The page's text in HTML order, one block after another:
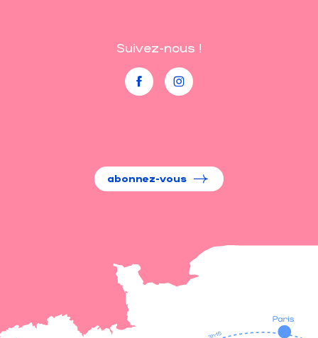
Suivez-nous !
abonnez-vous